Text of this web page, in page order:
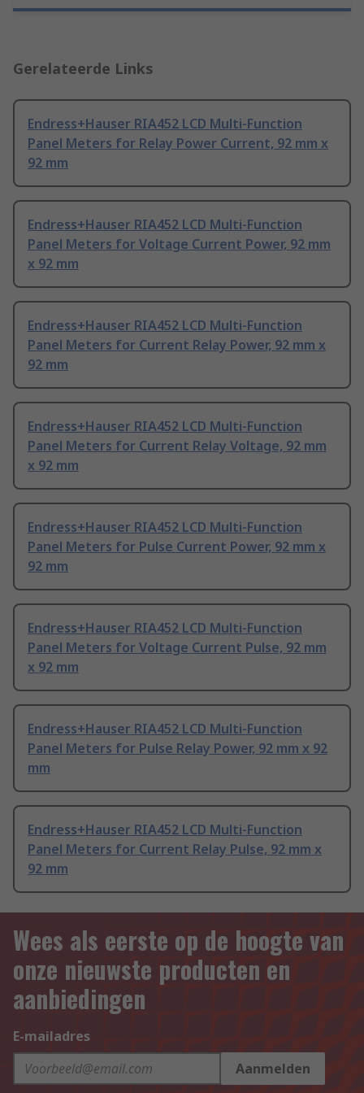
Gerelateerde Links
Endress+Hauser RIA452 LCD Multi-Function
Panel Meters for Relay Power Current, 92 mm x
92 mm
Endress+Hauser RIA452 LCD Multi-Function
Panel Meters for Voltage Current Power, 92 mm
x 92 mm
Endress+Hauser RIA452 LCD Multi-Function
Panel Meters for Current Relay Power, 92 mm x
92 mm
Endress+Hauser RIA452 LCD Multi-Function
Panel Meters for Current Relay Voltage, 92 mm
x 92 mm
Endress+Hauser RIA452 LCD Multi-Function
Panel Meters for Pulse Current Power, 92 mm x
92 mm
Endress+Hauser RIA452 LCD Multi-Function
Panel Meters for Voltage Current Pulse, 92 mm
x 92 mm
Endress+Hauser RIA452 LCD Multi-Function
Panel Meters for Pulse Relay Power, 92 mm x 92
mm
Endress+Hauser RIA452 LCD Multi-Function
Panel Meters for Current Relay Pulse, 92 mm x
92 mm
Wees als eerste op de hoogte van
onze nieuwste producten en
aanbiedingen
E-mailadres
Aanmelden